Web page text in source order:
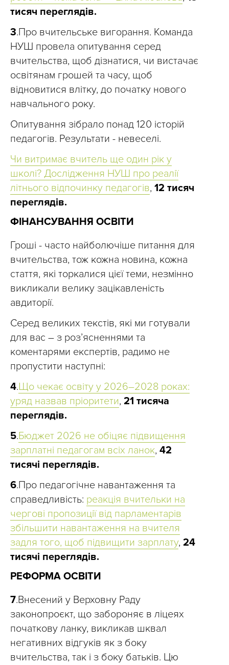
тисяч переглядів.
3.Про вчительське вигорання. Команда
НУШ провела опитування серед
вчительства, щоб дізнатися, чи вистачає
освітянам грошей та часу, щоб
відновитися влітку, до початку нового
навчального року.
Опитування зібрало понад 120 історій
педагогів. Результати - невеселі.
Чи витримає вчитель ще один рік у
школі? Дослідження НУШ про реалії
літнього відпочинку педагогів, 12 тисяч
переглядів.
ФІНАНСУВАННЯ ОСВІТИ
Гроші - часто найболючіше питання для
вчительства, тож кожна новина, кожна
стаття, які торкалися цієї теми, незмінно
викликали велику зацікавленість
авдиторії.
Серед великих текстів, які ми готували
для вас – з роз’ясненнями та
коментарями експертів, радимо не
пропустити наступні:
4.Що чекає освіту у 2026–2028 роках:
уряд назвав пріоритети, 21 тисяча
переглядів.
5.Бюджет 2026 не обіцяє підвищення
зарплатні педагогам всіх ланок, 42
тисячі переглядів.
6.Про педагогічне навантаження та
справедливість: реакція вчительки на
чергові пропозиції від парламентарів
збільшити навантаження на вчителя
задля того, щоб підвищити зарплату, 24
тисячі переглядів.
РЕФОРМА ОСВІТИ
7.Внесений у Верховну Раду
законопроєкт, що забороняє в ліцеях
початкову ланку, викликав шквал
негативних відгуків як з боку
вчительства, так і з боку батьків. Цю